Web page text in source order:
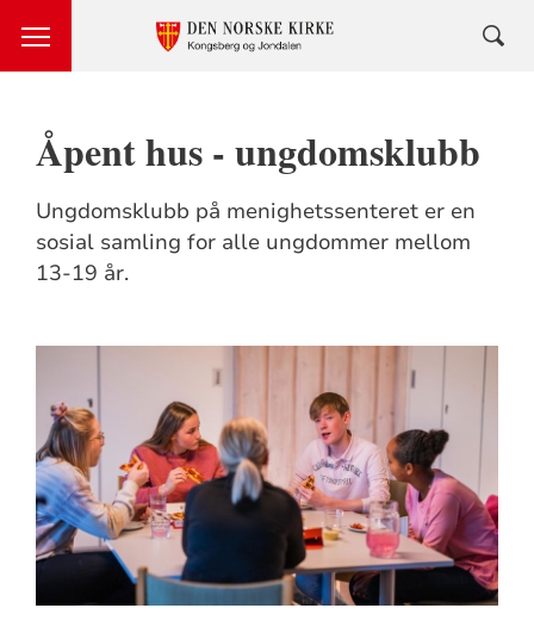
Åpent hus - ungdomsklubb
Ungdomsklubb på menighetssenteret er en
sosial samling for alle ungdommer mellom
13-19 år.